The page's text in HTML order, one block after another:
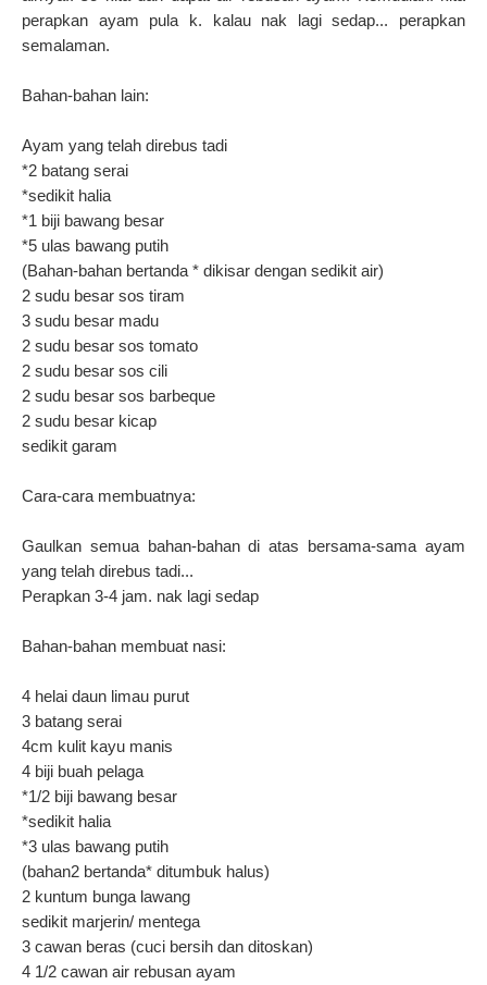
perapkan ayam pula k. kalau nak lagi sedap... perapkan
semalaman.
Bahan-bahan lain:
Ayam yang telah direbus tadi
*2 batang serai
*sedikit halia
*1 biji bawang besar
*5 ulas bawang putih
(Bahan-bahan bertanda * dikisar dengan sedikit air)
2 sudu besar sos tiram
3 sudu besar madu
2 sudu besar sos tomato
2 sudu besar sos cili
2 sudu besar sos barbeque
2 sudu besar kicap
sedikit garam
Cara-cara membuatnya:
Gaulkan semua bahan-bahan di atas bersama-sama ayam
yang telah direbus tadi...
Perapkan 3-4 jam. nak lagi sedap
Bahan-bahan membuat nasi:
4 helai daun limau purut
3 batang serai
4cm kulit kayu manis
4 biji buah pelaga
*1/2 biji bawang besar
*sedikit halia
*3 ulas bawang putih
(bahan2 bertanda* ditumbuk halus)
2 kuntum bunga lawang
sedikit marjerin/ mentega
3 cawan beras (cuci bersih dan ditoskan)
4 1/2 cawan air rebusan ayam